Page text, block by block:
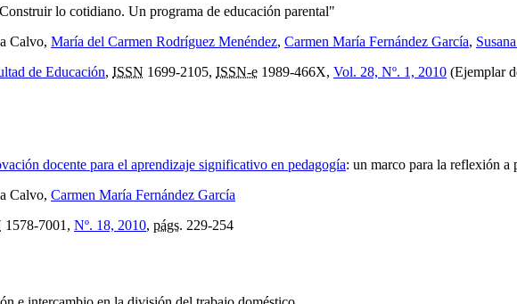
lo cotidiano. Un programa de educación parental"
Calvo, María del Carmen Rodríguez Menéndez, Carmen María Fernández García,
de Educación, ISSN 1699-2105, ISSN-e 1989-466X, Vol. 28, Nº. 1, 2010 (Ejemplar
docente para el aprendizaje significativo en pedagogía: un marco para la reflexión a
Calvo, Carmen María Fernández García
1578-7001, Nº. 18, 2010, págs. 229-254